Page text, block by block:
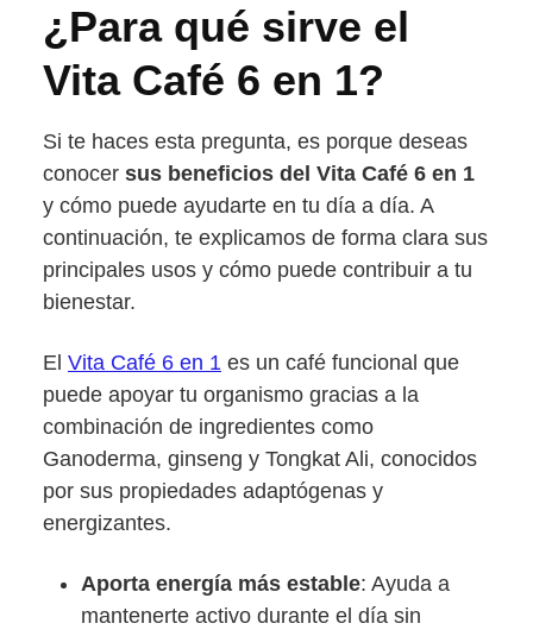
¿Para qué sirve el
Vita Café 6 en 1?
Si te haces esta pregunta, es porque deseas
conocer sus beneficios del Vita Café 6 en 1
y cómo puede ayudarte en tu día a día. A
continuación, te explicamos de forma clara sus
principales usos y cómo puede contribuir a tu
bienestar.
El Vita Café 6 en 1 es un café funcional que
puede apoyar tu organismo gracias a la
combinación de ingredientes como
Ganoderma, ginseng y Tongkat Ali, conocidos
por sus propiedades adaptógenas y
energizantes.
Aporta energía más estable: Ayuda a
mantenerte activo durante el día sin